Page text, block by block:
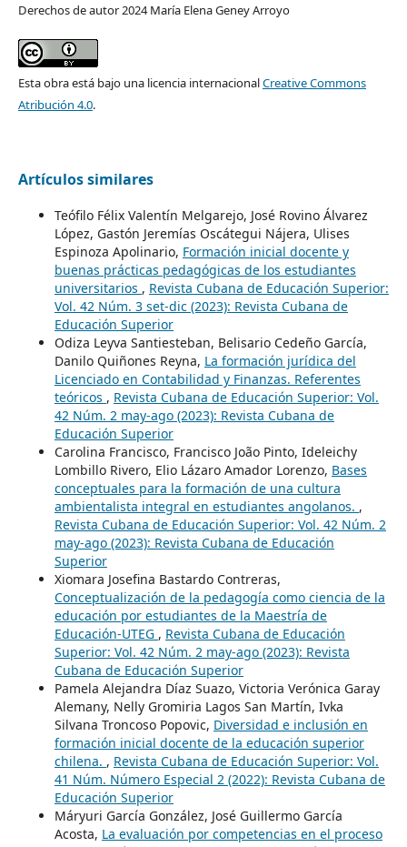
Derechos de autor 2024 María Elena Geney Arroyo
Esta obra está bajo una licencia internacionalCreative Commons
Atribución 4.0.
Artículos similares
Teófilo Félix Valentín Melgarejo, José Rovino Álvarez
López, Gastón Jeremías Oscátegui Nájera, Ulises
Espinoza Apolinario, Formación inicial docente y
buenas prácticas pedagógicas de los estudiantes
universitarios , Revista Cubana de Educación Superior:
Vol. 42 Núm. 3 set-dic (2023): Revista Cubana de
Educación Superior
Odiza Leyva Santiesteban, Belisario Cedeño García,
Danilo Quiñones Reyna, La formación jurídica del
Licenciado en Contabilidad y Finanzas. Referentes
teóricos , Revista Cubana de Educación Superior: Vol.
42 Núm. 2 may-ago (2023): Revista Cubana de
Educación Superior
Carolina Francisco, Francisco João Pinto, Ideleichy
Lombillo Rivero, Elio Lázaro Amador Lorenzo, Bases
conceptuales para la formación de una cultura
ambientalista integral en estudiantes angolanos. ,
Revista Cubana de Educación Superior: Vol. 42 Núm. 2
may-ago (2023): Revista Cubana de Educación
Superior
Xiomara Josefina Bastardo Contreras,
Conceptualización de la pedagogía como ciencia de la
educación por estudiantes de la Maestría de
Educación-UTEG , Revista Cubana de Educación
Superior: Vol. 42 Núm. 2 may-ago (2023): Revista
Cubana de Educación Superior
Pamela Alejandra Díaz Suazo, Victoria Verónica Garay
Alemany, Nelly Gromiria Lagos San Martín, Ivka
Silvana Troncoso Popovic, Diversidad e inclusión en
formación inicial docente de la educación superior
chilena. , Revista Cubana de Educación Superior: Vol.
41 Núm. Número Especial 2 (2022): Revista Cubana de
Educación Superior
Máryuri García González, José Guillermo García
Acosta, La evaluación por competencias en el proceso